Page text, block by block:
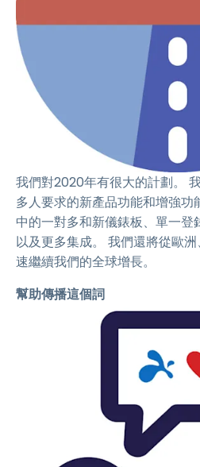
我們對2020年有很大的計劃。
多人要求的新產品功能和增強功
中的一對多和新儀錶板、單一登
以及更多集成。 我們還將從歐
速繼續我們的全球增長。
幫助傳播這個詞